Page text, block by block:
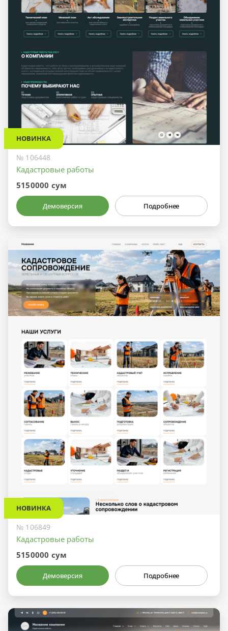
НОВИНКА
№ 106448
Кадастровые работы
5150000 сум
Демоверсия Подробнее
НОВИНКА
№ 106849
Кадастровые работы
5150000 сум
Демоверсия Подробнее